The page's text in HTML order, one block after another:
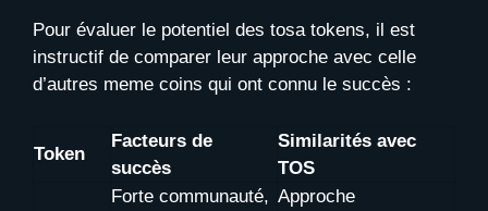
Pour évaluer le potentiel des tosa tokens, il est
instructif de comparer leur approche avec celle
d’autres meme coins qui ont connu le succès :
Token
Facteurs de
succès
Similarités avec
TOS
Forte communauté, Approche